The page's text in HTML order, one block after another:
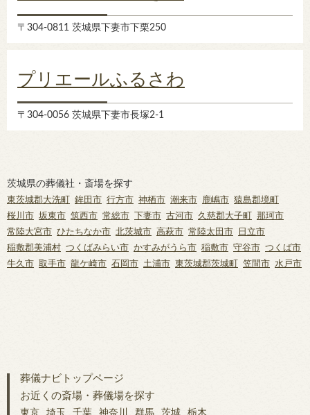
〒304-0811 茨城県下妻市下栗250
プリエールふるさわ
〒304-0056 茨城県下妻市長塚2-1
茨城県の葬儀社・斎場を探す
東茨城郡大洗町 鉾田市 行方市 神栖市 潮来市 鹿嶋市 猿島郡境町
桜川市 坂東市 筑西市 常総市 下妻市 古河市 久慈郡大子町
那珂市
常陸大宮市 ひたちなか市 北茨城市 高萩市 常陸太田市
日立市
稲敷郡美浦村 つくばみらい市 かすみがうら市 稲敷市 守谷市 つくば市
牛久市 取手市 龍ケ崎市 石岡市 土浦市 東茨城郡茨城町 笠間市 水戸市
葬儀ナビトップページ
お近くの斎場・葬儀場を探す
東京 埼玉 千葉 神奈川 群馬 茨城 栃木